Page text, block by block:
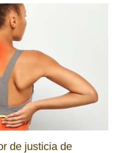
de justicia de